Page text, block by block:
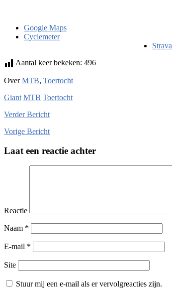
Google Maps
Cyclemeter
Strava
Aantal keer bekeken: 496
OverMTB, Toertocht
Giant MTB Toertocht
VerderBericht
Vorige Bericht
Laat een reactie achter
Reactie
Naam *
E-mail *
Site
Stuur mij een e-mail als er vervolgreacties zijn.